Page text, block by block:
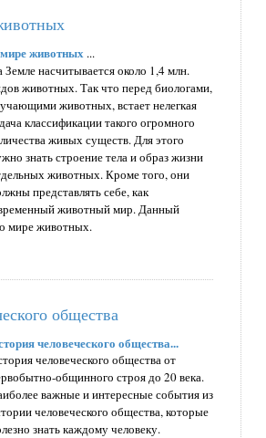
животных ...
Земле насчитывается около 1,4 млн.
животных. Так что перед биологами,
животных, встает нелегкая
классификации такого огромного
живых существ. Для этого
знать строение тела и образ жизни
животных. Кроме того, они
представлять себе, как
животный мир. Данный
о мире животных.
общества
человеческого общества...
человеческого общества от
общинного строя до 20 века.
важные и интересные события из
человеческого общества, которые
знать каждому человеку.